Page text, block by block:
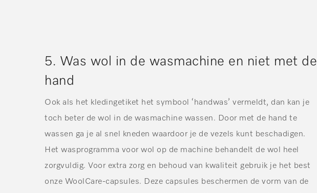
5. Was wol in de wasmachine en niet met de
hand
Ook als het kledingetiket het symbool ‘handwas’ vermeldt, dan kan je
toch beter de wol in de wasmachine wassen. Door met de hand te
wassen ga je al snel kneden waardoor je de vezels kunt beschadigen.
Het wasprogramma voor wol op de machine behandelt de wol heel
zorgvuldig. Voor extra zorg en behoud van kwaliteit gebruik je het best
onze WoolCare-capsules. Deze capsules beschermen de vorm van de